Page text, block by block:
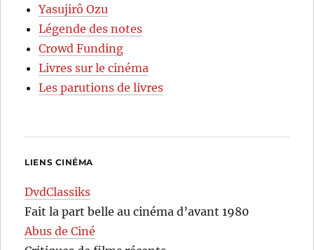
Yasujirô Ozu
Légende des notes
Crowd Funding
Livres sur le cinéma
Les parutions de livres
LIENS CINÉMA
DvdClassiks
Fait la part belle au cinéma d’avant 1980
Abus de Ciné